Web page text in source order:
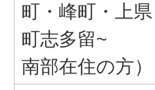
町・峰町・上県
町志多留~
南部在住の方）